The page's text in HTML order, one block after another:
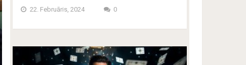
22. Februāris, 2024 0